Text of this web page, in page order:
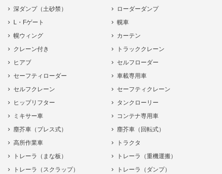
深ダンプ（土砂禁）
ローダーダンプ
L・Fゲート
幌車
幌ウィング
カーテン
クレーン付き
トラッククレーン
ヒアブ
セルフローダー
セーフティローダー
車載専用車
セルフクレーン
セーフティクレーン
ヒップリフター
タンクローリー
ミキサー車
コンテナ専用車
塵芥車（プレス式）
塵芥車（回転式）
高所作業車
トラクタ
トレーラ（まな板）
トレーラ（重機運搬）
トレーラ（スクラップ）
トレーラ（ダンプ）